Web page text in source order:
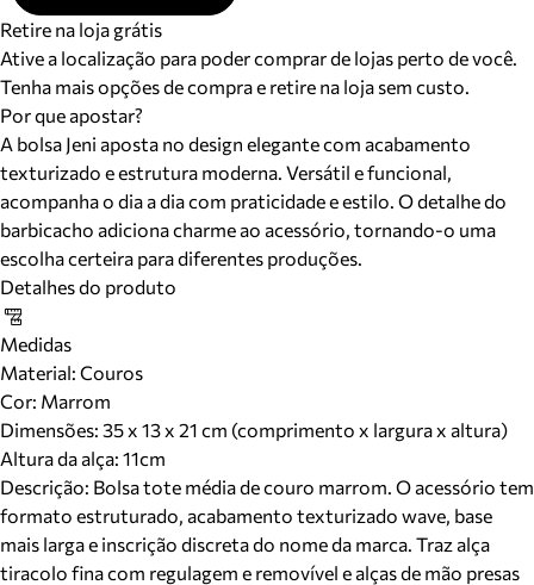
Retire na loja grátis
Ative a localização para poder comprar de lojas perto de você.
Tenha mais opções de compra e retire na loja sem custo.
Por que apostar?
A bolsa Jeni aposta no design elegante com acabamento
texturizado e estrutura moderna. Versátil e funcional,
acompanha o dia a dia com praticidade e estilo. O detalhe do
barbicacho adiciona charme ao acessório, tornando-o uma
escolha certeira para diferentes produções.
Detalhes do produto
Medidas
Material: Couros
Cor: Marrom
Dimensões: 35 x 13 x 21 cm (comprimento x largura x altura)
Altura da alça: 11cm
Descrição: Bolsa tote média de couro marrom. O acessório tem
formato estruturado, acabamento texturizado wave, base
mais larga e inscrição discreta do nome da marca. Traz alça
tiracolo fina com regulagem e removível e alças de mão presas